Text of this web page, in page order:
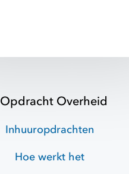
Opdracht Overheid
Inhuuropdrachten
Hoe werkt het